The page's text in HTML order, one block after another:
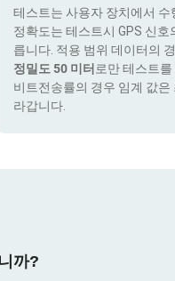
테스트는 사용자 장치에서 수
정확도는 테스트시 GPS 신
릅니다. 적용 범위 데이터의
정밀도 50 미터 로만 테스트
비트전송률의 경우 임계 값은
라갑니다.
까?